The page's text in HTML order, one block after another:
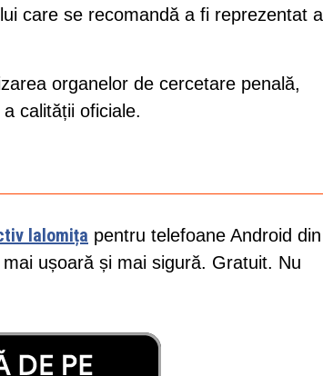
care se recomandă a fi reprezentat al
organelor de cercetare penală,
calității oficiale.
Ialomița pentru telefoane Android din
ușoară și mai sigură. Gratuit. Nu